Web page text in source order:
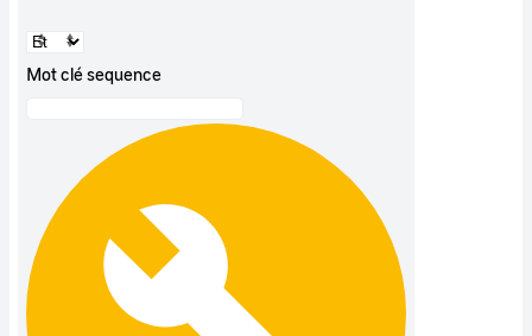
Mot clé sequence